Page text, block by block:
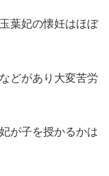
葉妃の懐妊はほぼ
どがあり大変苦労
が子を授かるかは